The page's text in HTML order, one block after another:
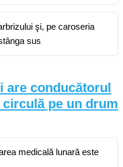
şi, pe caroseria
sus
are conducătorul
pe un drum
medicală lunară este